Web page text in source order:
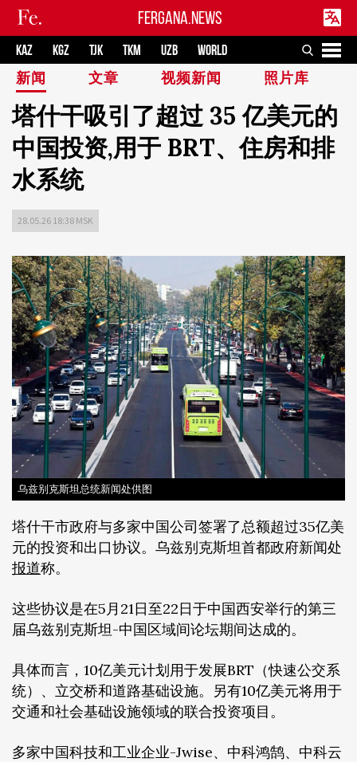
FERGANA.NEWS
KAZ KGZ TJK TKM UZB
WORLD
新闻
文章 视频新闻 照片库
塔什干吸引了超过 35 亿美元的
中国投资,用于 BRT、住房和排
水系统
28.05.26 18:38 MSK
乌兹别克斯坦总统新闻处供图
塔什干市政府与多家中国公司签署了总额超过35亿美
元的投资和出口协议。乌兹别克斯坦首都政府新闻处
报道称。
这些协议是在5月21日至22日于中国西安举行的第三
届乌兹别克斯坦-中国区域间论坛期间达成的。
具体而言，10亿美元计划用于发展BRT（快速公交系
统）、立交桥和道路基础设施。另有10亿美元将用于
交通和社会基础设施领域的联合投资项目。
多家中国科技和工业企业-Jwise、中科鸿鹄、中科云